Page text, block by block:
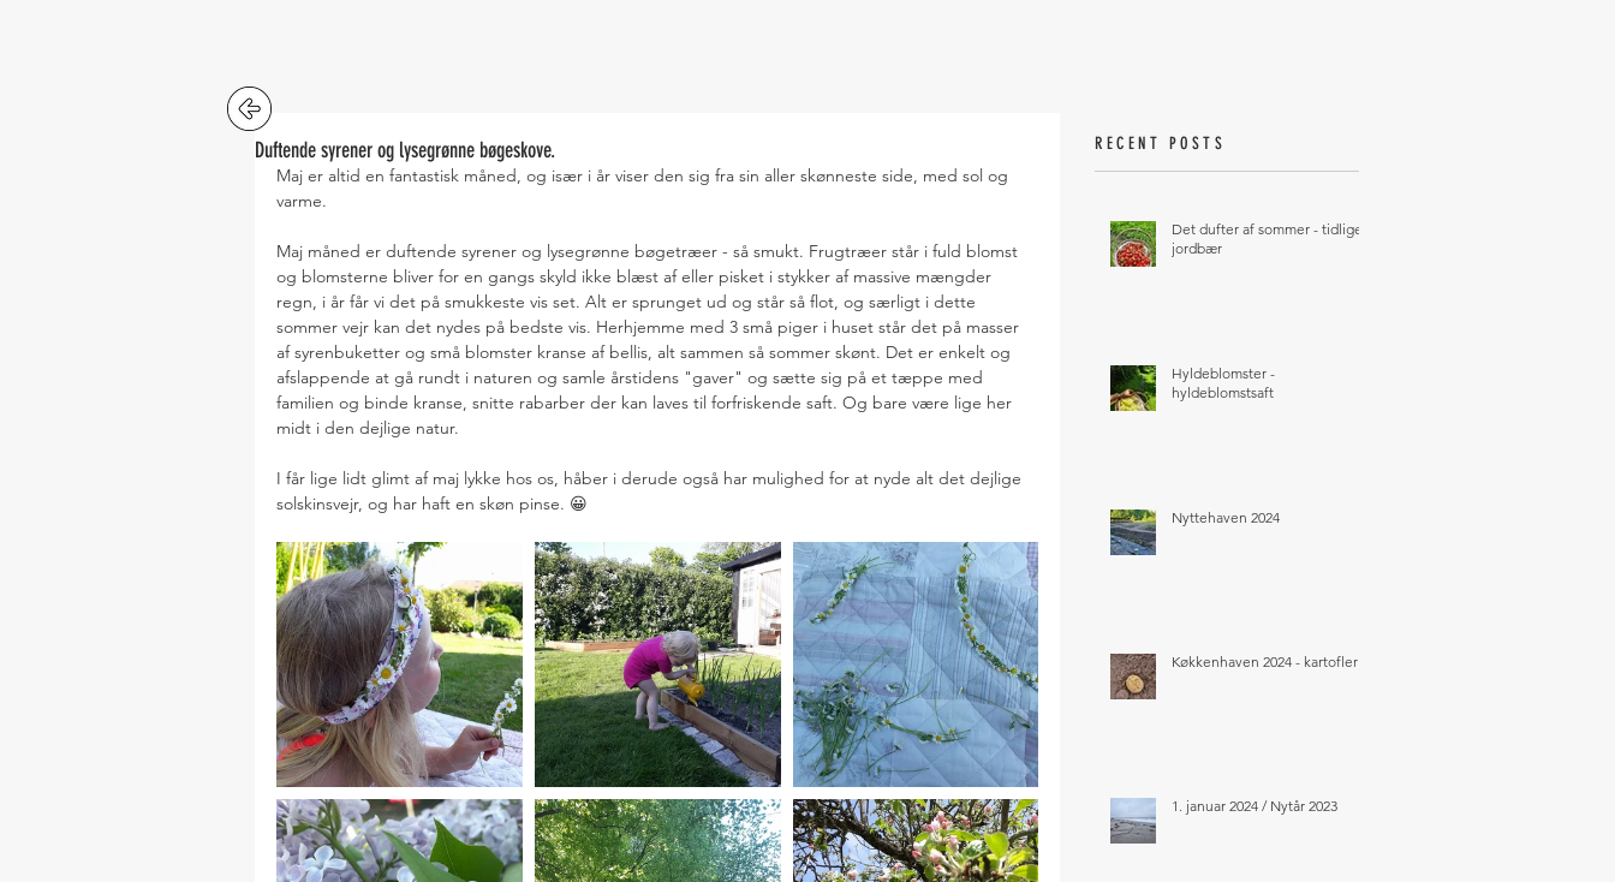
Duftende syrener og lysegrønne bøgeskove.
Maj er altid en fantastisk måned, og især i år viser den sig fra sin aller skønneste side, med sol og
varme.
Maj måned er duftende syrener og lysegrønne bøgetræer - så smukt. Frugtræer står i fuld blomst
og blomsterne bliver for en gangs skyld ikke blæst af eller pisket i stykker af massive mængder
regn, i år får vi det på smukkeste vis set. Alt er sprunget ud og står så flot, og særligt i dette
sommer vejr kan det nydes på bedste vis. Herhjemme med 3 små piger i huset står det på masser
af syrenbuketter og små blomster kranse af bellis, alt sammen så sommer skønt. Det er enkelt og
afslappende at gå rundt i naturen og samle årstidens "gaver" og sætte sig på et tæppe med
familien og binde kranse, snitte rabarber der kan laves til forfriskende saft. Og bare være lige her
midt i den dejlige natur.
I får lige lidt glimt af maj lykke hos os, håber i derude også har mulighed for at nyde alt det dejlige
solskinsvejr, og har haft en skøn pinse. 😀
RECENT POSTS
Det dufter af sommer - tidlige
jordbær
Hyldeblomster -
hyldeblomstsaft
Nyttehaven 2024
Køkkenhaven 2024 - kartofler
1. januar 2024 / Nytår 2023